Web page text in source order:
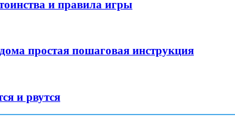
и правила игры
простая пошаговая инструкция
и рвутся